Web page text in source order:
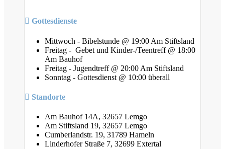
Gottesdienste
Mittwoch - Bibelstunde @ 19:00 Am Stiftsland
Freitag - Gebet und Kinder-/Teentreff @ 18:00
Am Bauhof
Freitag - Jugendtreff @ 20:00 Am Stiftsland
Sonntag - Gottesdienst @ 10:00 überall
Standorte
Am Bauhof 14A, 32657 Lemgo
Am Stiftsland 19, 32657 Lemgo
Cumberlandstr. 19, 31789 Hameln
Linderhofer Straße 7, 32699 Extertal